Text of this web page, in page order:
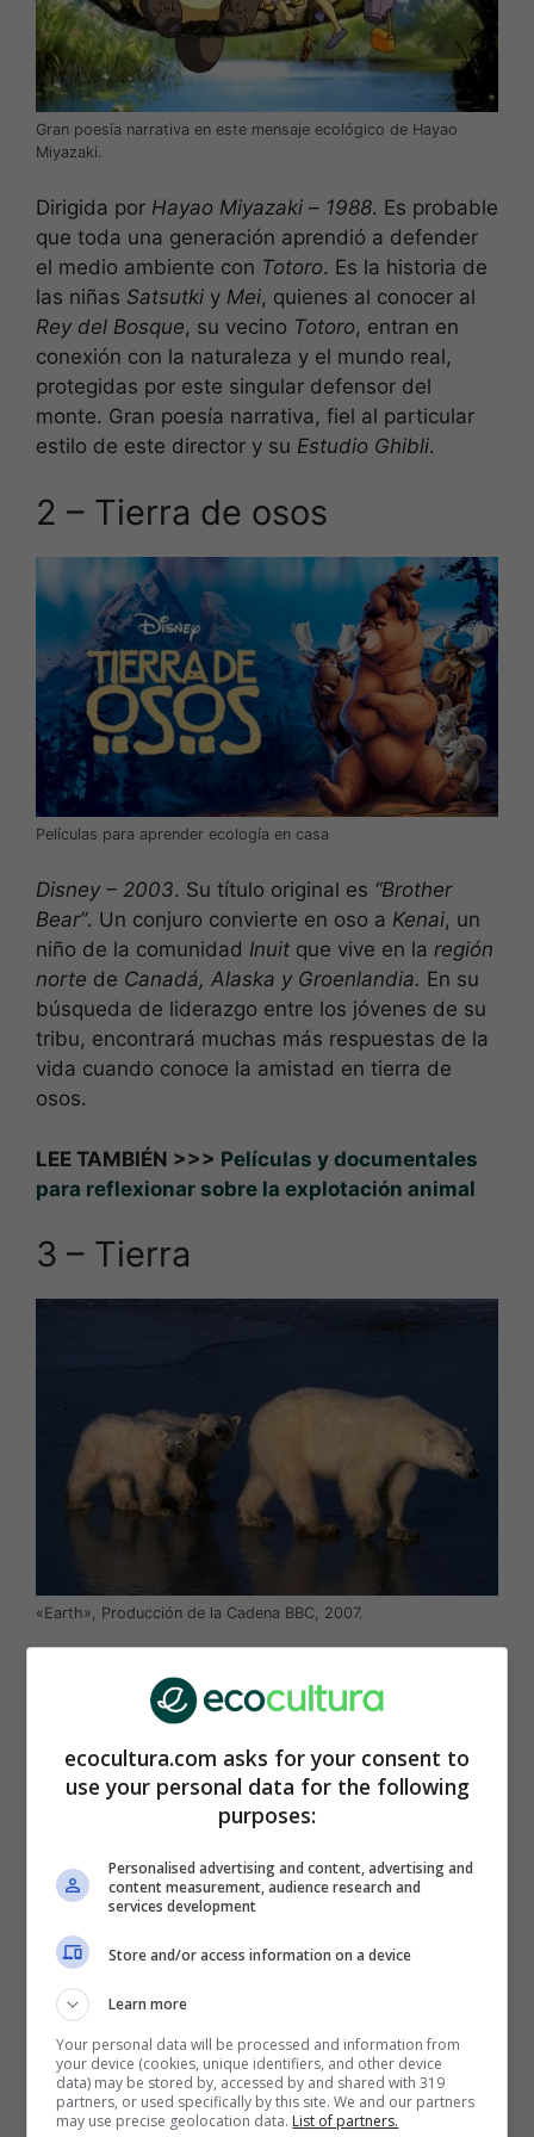
Gran poesía narrativa en este mensaje ecológico de Hayao
Miyazaki.
Dirigida por Hayao Miyazaki – 1988. Es probable
que toda una generación aprendió a defender
el medio ambiente con Totoro. Es la historia de
las niñas Satsutki y Mei, quienes al conocer al
Rey del Bosque, su vecino Totoro, entran en
conexión con la naturaleza y el mundo real,
protegidas por este singular defensor del
monte. Gran poesía narrativa, fiel al particular
estilo de este director y su Estudio Ghibli.
2 – Tierra de osos
Películas para aprender ecología en casa
Disney – 2003. Su título original es “Brother
Bear”. Un conjuro convierte en oso a Kenai, un
niño de la comunidad Inuit que vive en la región
norte de Canadá, Alaska y Groenlandia. En su
búsqueda de liderazgo entre los jóvenes de su
tribu, encontrará muchas más respuestas de la
vida cuando conoce la amistad en tierra de
osos.
LEE TAMBIÉN >>> Películas y documentales
para reflexionar sobre la explotación animal
3 – Tierra
«Earth», Producción de la Cadena BBC, 2007.
Documental sobre la vida de los animales en la
tierra, increíbles paisajes del planeta a través
de los cuales se muestra toda la diversidad
natural y el delicado equilibrio del ecosistema.
Un majestuoso trabajo realizado con drones por
sobre la biodiversidad y maravillarse con la vida
y la naturaleza.
4- Wall-E
ecocultura.com asks for your consent to
use your personal data for the following
purposes:
Personalised advertising and content, advertising and
content measurement, audience research and
services development
Store and/or access information on a device
Learn more
Your personal data will be processed and information from
your device (cookies, unique identifiers, and other device
data) may be stored by, accessed by and shared with 319
partners, or used specifically by this site. We and our partners
may use precise geolocation data. List of partners.